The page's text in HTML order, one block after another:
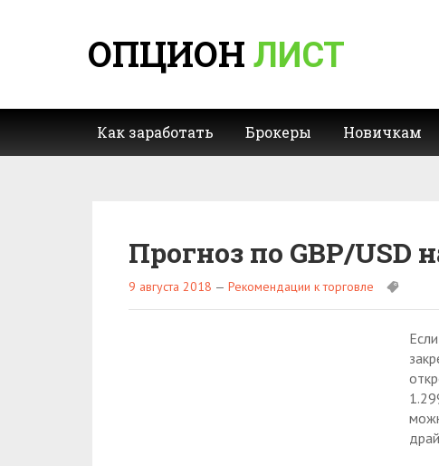
ОПЦИОН ЛИСТ
Как заработать Брокеры Новичкам
Прогноз по GBP/USD
9 августа 2018 — Рекомендации к торговле